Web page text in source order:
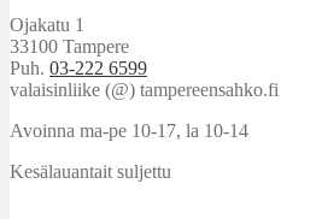
Ojakatu 1
33100 Tampere
Puh. 03-222 6599
valaisinliike (@) tampereensahko.fi
Avoinna ma-pe 10-17, la 10-14
Kesälauantait suljettu